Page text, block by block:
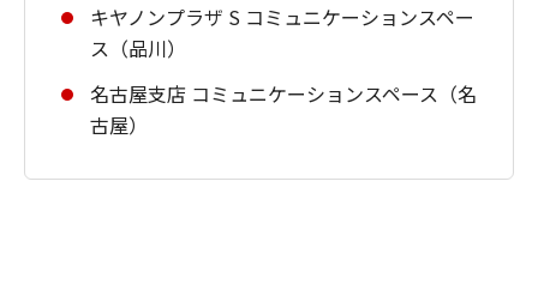
キヤノンプラザ S コミュニケーションスペー
ス（品川）
名古屋支店 コミュニケーションスペース（名
古屋）